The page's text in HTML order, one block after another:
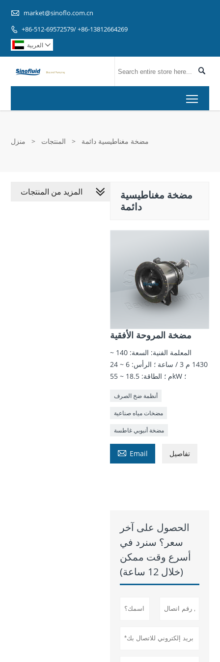
 market@sinoflo.com.cn
 +86-512-69572579/ +86-13812664269
العربية 

منزل > المنتجات > مضخة مغناطيسية دائمة
مضخة مغناطيسية
دائمة
مضخة المروحة الأفقية
المعلمة الفنية: السعة: 140 ~
1430 م 3 / ساعة ؛ الرأس: 6 ~ 24
م ؛ الطاقة: 18.5 ~ 55kW ؛
أنظمة ضخ الصرف
مضخات مياه صناعية
مضخة أنبوبي غاطسة
 Email تفاصيل
الحصول على آخر
سعر؟ سنرد في
أسرع وقت ممكن
(خلال 12 ساعة)
المزيد من المنتجات